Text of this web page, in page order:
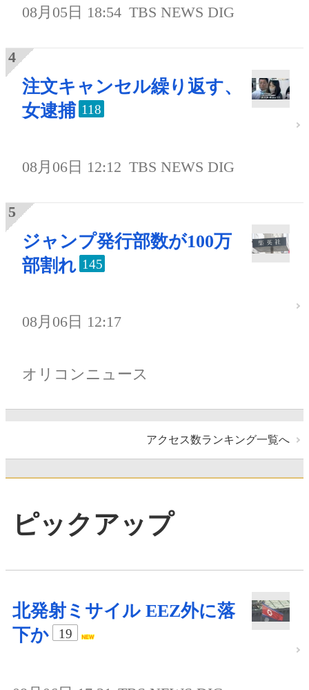
08月05日 18:54 TBS NEWS DIG
注文キャンセル繰り返す、
女逮捕 118
08月06日 12:12 TBS NEWS DIG
ジャンプ発行部数が100万
部割れ 145
08月06日 12:17
オリコンニュース
アクセス数ランキング一覧へ
ピックアップ
北発射ミサイル EEZ外に落
下か
19